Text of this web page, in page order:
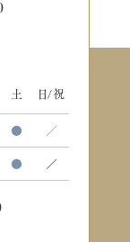
土
日/祝
●
／
● ／